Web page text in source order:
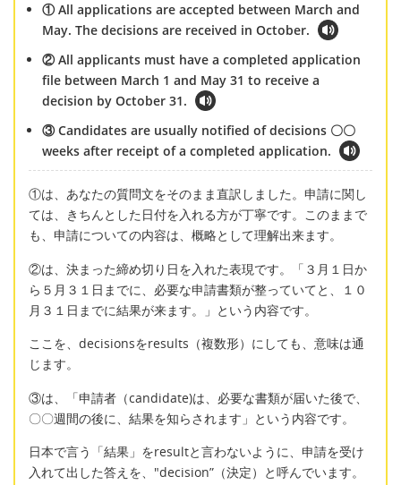
① All applications are accepted between March and
May. The decisions are received in October.
② All applicants must have a completed application
file between March 1 and May 31 to receive a
decision by October 31.
③ Candidates are usually notified of decisions 〇〇
weeks after receipt of a completed application.
①は、あなたの質問文をそのまま直訳しました。申請に関し
ては、きちんとした日付を入れる方が丁寧です。このままで
も、申請についての内容は、概略として理解出来ます。
②は、決まった締め切り日を入れた表現です。「３月１日か
ら５月３１日までに、必要な申請書類が整っていてと、１０
月３１日までに結果が来ます。」という内容です。
ここを、decisionsをresults（複数形）にしても、意味は通
じます。
③は、「申請者（candidate)は、必要な書類が届いた後で、
〇〇週間の後に、結果を知らされます」という内容です。
日本で言う「結果」をresultと言わないように、申請を受け
入れて出した答えを、"decision”（決定）と呼んでいます。